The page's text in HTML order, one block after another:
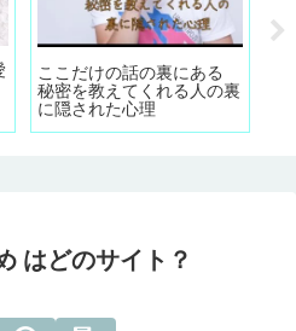
ここだけの話の裏にある
秘密を教えてくれる人の裏
に隠された心理
はどのサイト？